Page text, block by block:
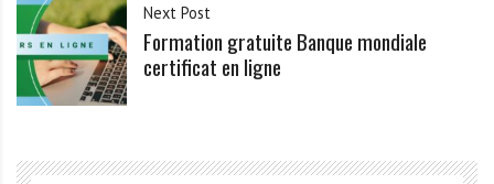
Next Post
Formation gratuite Banque mondiale
certificat en ligne